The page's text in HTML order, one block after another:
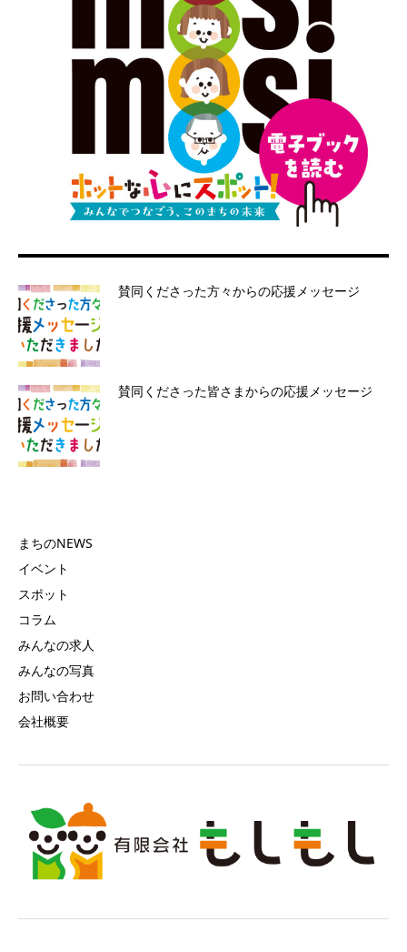
賛同くださった方々からの応援メッセージ
賛同くださった皆さまからの応援メッセージ
まちのNEWS
イベント
スポット
コラム
みんなの求人
みんなの写真
お問い合わせ
会社概要